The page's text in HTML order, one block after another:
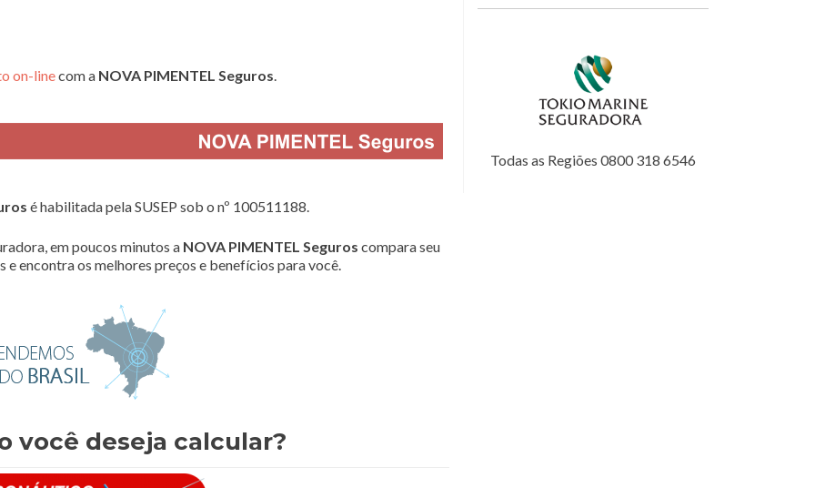
on-linecom a NOVA PIMENTEL Seguros.
é habilitada pela SUSEP sob o nº 100511188.
em poucos minutos a NOVA PIMENTEL Seguros compara seu
e encontra os melhores preços e benefícios para você.
você deseja calcular?
Todas as Regiões 0800 318 6546